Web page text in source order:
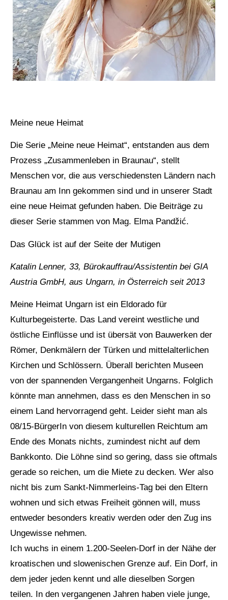
Meine neue Heimat
Die Serie „Meine neue Heimat“, entstanden aus dem
Prozess „Zusammenleben in Braunau“, stellt
Menschen vor, die aus verschiedensten Ländern nach
Braunau am Inn gekommen sind und in unserer Stadt
eine neue Heimat gefunden haben. Die Beiträge zu
dieser Serie stammen von Mag. Elma Pandžić.
Das Glück ist auf der Seite der Mutigen
Katalin Lenner, 33, Bürokauffrau/Assistentin bei GIA
Austria GmbH, aus Ungarn, in Österreich seit 2013
Meine Heimat Ungarn ist ein Eldorado für
Kulturbegeisterte. Das Land vereint westliche und
östliche Einflüsse und ist übersät von Bauwerken der
Römer, Denkmälern der Türken und mittelalterlichen
Kirchen und Schlössern. Überall berichten Museen
von der spannenden Vergangenheit Ungarns. Folglich
könnte man annehmen, dass es den Menschen in so
einem Land hervorragend geht. Leider sieht man als
08/15-BürgerIn von diesem kulturellen Reichtum am
Ende des Monats nichts, zumindest nicht auf dem
Bankkonto. Die Löhne sind so gering, dass sie oftmals
gerade so reichen, um die Miete zu decken. Wer also
nicht bis zum Sankt-Nimmerleins-Tag bei den Eltern
wohnen und sich etwas Freiheit gönnen will, muss
entweder besonders kreativ werden oder den Zug ins
Ungewisse nehmen.
Ich wuchs in einem 1.200-Seelen-Dorf in der Nähe der
kroatischen und slowenischen Grenze auf. Ein Dorf, in
dem jeder jeden kennt und alle dieselben Sorgen
teilen. In den vergangenen Jahren haben viele junge,